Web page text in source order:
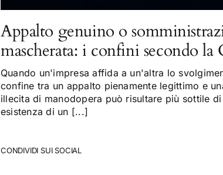
Appalto genuino o
mascherata: i confini secondo la
Quando un'impresa affida a un'altra lo
confine tra un appalto pienamente legittimo e
illecita di manodopera può risultare più sottile
esistenza di un [...]
CONDIVIDI SUI SOCIAL